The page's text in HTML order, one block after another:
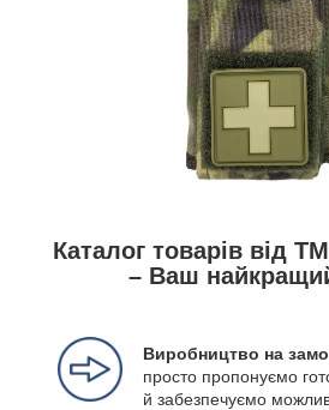
Каталог товарів від
– Ваш
Виробництво на
просто пропонуємо
й забезпечуємо